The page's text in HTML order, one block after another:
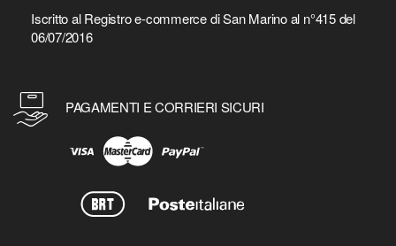
Iscritto al Registro e-commerce di San Marino al n°415 del
06/07/2016
PAGAMENTI E CORRIERI SICURI